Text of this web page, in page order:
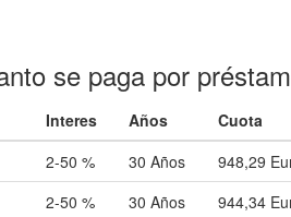
se paga por
Interes Años Cuota
2-50 % 30 Años 948,29
2-50 % 30 Años 944,34